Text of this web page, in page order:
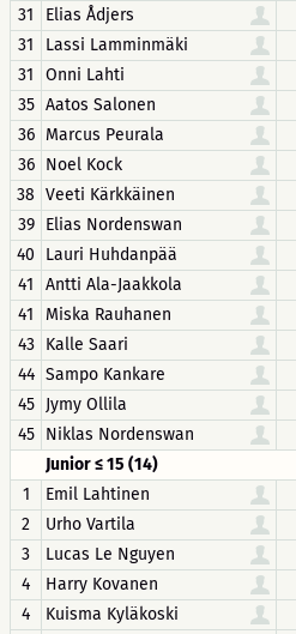
31
Elias Ådjers
31
Lassi Lamminmäki
31
Onni Lahti
35 Aatos Salonen
36
Marcus Peurala
36
Noel Kock
38 Veeti Kärkkäinen
39
Elias Nordenswan
40
Lauri Huhdanpää
41
Antti Ala-Jaakkola
41
Miska Rauhanen
43
Kalle Saari
44 Sampo Kankare
45
Jymy Ollila
45
Niklas Nordenswan
Junior ≤ 15 (14)
1
Emil Lahtinen
2
Urho Vartila
3
Lucas Le Nguyen
4
Harry Kovanen
4
Kuisma Kyläkoski